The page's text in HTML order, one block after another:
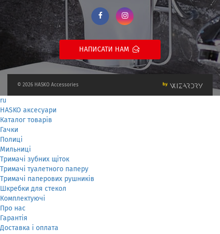
НАПИСАТИ НАМ
© 2026 HASKO Accessories
ru
HASKO аксесуари
Каталог товарів
Гачки
Полиці
Мильниці
Тримачі зубних щіток
Тримачі туалетного паперу
Тримачі паперових рушників
Шкребки для стекол
Комплектуючі
Про нас
Гарантія
Доставка і оплата